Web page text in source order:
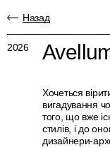
Назад
2026
Хочеться
вигадування
того, що вже
стилів, і до
дизайнери-